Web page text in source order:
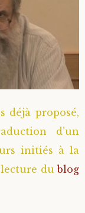
déjà proposé,
d’un
initiés à la
lecture dublog